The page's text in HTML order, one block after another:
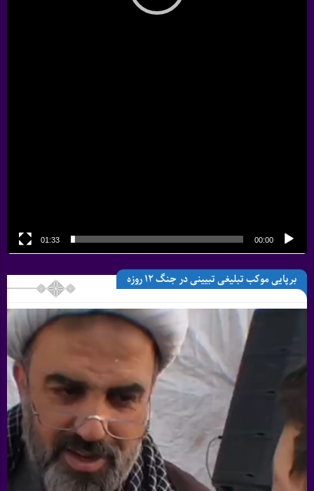
00:00
01:33
برپایی موکب تبلیغی تبیینی در جنگ 12 روزه